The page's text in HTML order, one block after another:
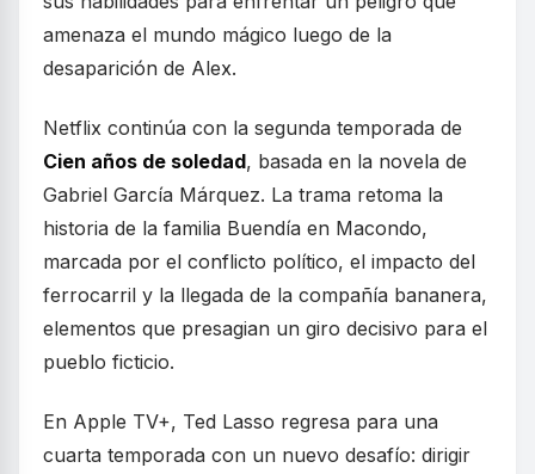
amenaza el mundo mágico luego de la
desaparición de Alex.
Netflix continúa con la segunda temporada de
Cien años de soledad, basada en la novela de
Gabriel García Márquez. La trama retoma la
historia de la familia Buendía en Macondo,
marcada por el conflicto político, el impacto del
ferrocarril y la llegada de la compañía bananera,
elementos que presagian un giro decisivo para el
pueblo ficticio.
En Apple TV+, Ted Lasso regresa para una
cuarta temporada con un nuevo desafío: dirigir